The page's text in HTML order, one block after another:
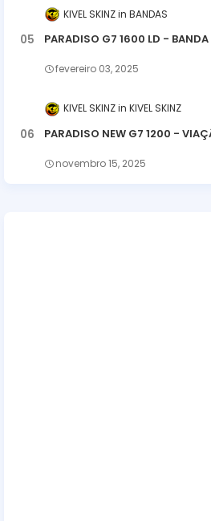
KIVEL SKINZ BANDAS
PARADISO G7 1600 LD -
fevereiro 03, 2025
KIVEL SKINZ KIVEL SKINZ
PARADISO NEW G7 1200 -
novembro 15, 2025